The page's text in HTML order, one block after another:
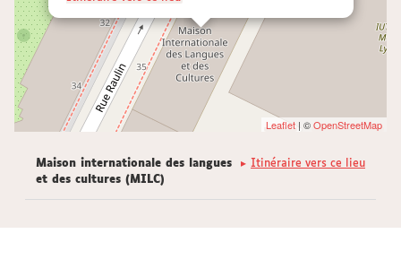
Leaflet | ©OpenStreetMap
Itinéraire vers ce lieu
Maison internationale des langues
et des cultures (MILC)